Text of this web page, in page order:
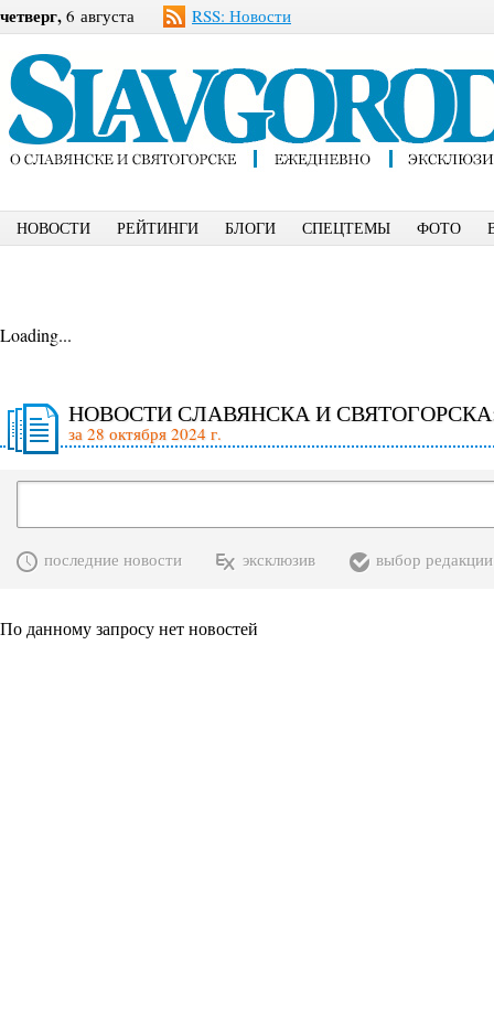
четверг, 6 августа RSS: Новости
НОВОСТИ РЕЙТИНГИ БЛОГИ СПЕЦТЕМЫ ФОТО
Loading...
НОВОСТИ СЛАВЯНСКА И
за 28 октября 2024 г.
последние новости эксклюзив выбор редакции
По данному запросу нет новостей